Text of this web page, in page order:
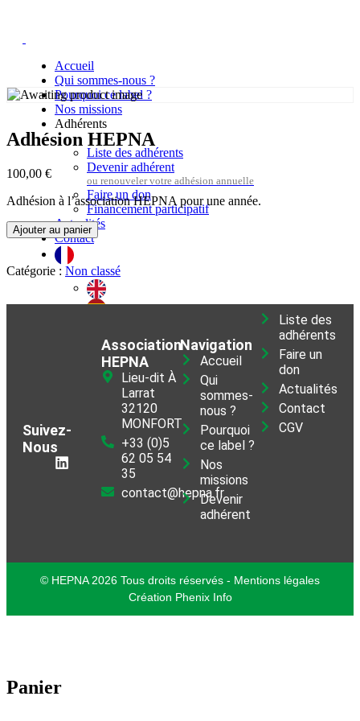
Accueil
Qui sommes-nous ?
Pourquoi ce label ?
Nos missions
Adhérents
Liste des adhérents
Devenir adhérent
Faire un don
Financement participatif
Actualités
Contact
Adhésion HEPNA
100,00 €
Adhésion à l’association HEPNA pour une année.
Ajouter au panier
Catégorie : Non classé
Suivez-
Nous
Association
HEPNA
Lieu-dit À
Larrat
32120
MONFORT
+33 (0)5
62 05 54
35
contact@hepna.fr
Navigation
Accueil
Qui
sommes-
nous ?
Pourquoi
ce label ?
Nos
missions
Devenir
adhérent
Liste des
adhérents
Faire un
don
Actualités
Contact
CGV
© HEPNA 2026 Tous droits réservés - Mentions légales
Création Phenix Info
Panier